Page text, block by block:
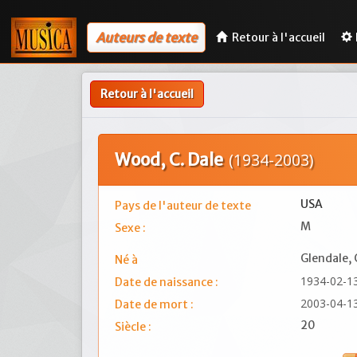
Auteurs de texte Retour à l'accueil
Retour à l'accueil
Wood, C. Dale (1934-2003)
Pays de l'auteur de texte
USA
Sexe :
M
Né à
Glendale,
Date de naissance :
1934-02-
Date de mort : 2003-04-
Siècle : 20